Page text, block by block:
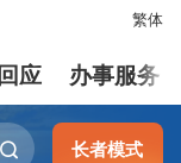
繁体
应 办事服务
长者模式